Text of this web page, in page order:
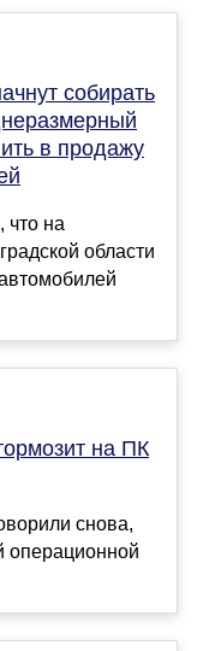
собирать
в продажу
что на
области
на ПК
снова,
операционной